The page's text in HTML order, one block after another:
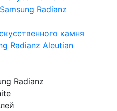
камня
Radianz Aleutian
Radianz